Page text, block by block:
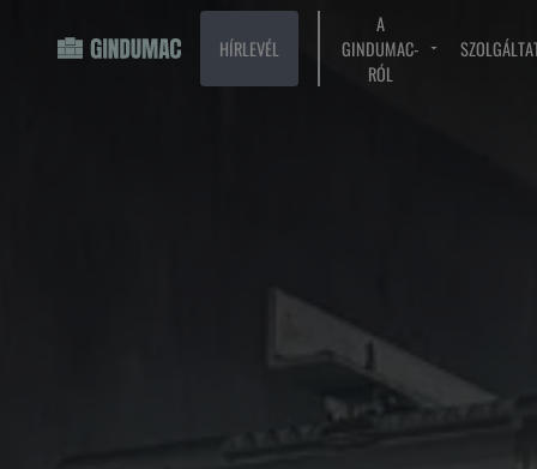
HÍRLEVÉL
A
GINDUMAC-
RÓL